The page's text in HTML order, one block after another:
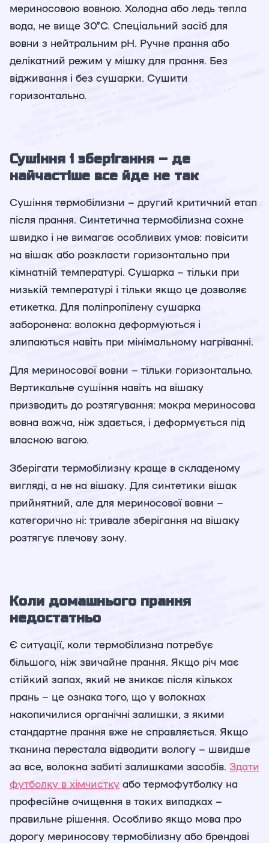
мериносовою вовною. Холодна або ледь тепла
вода, не вище 30°C. Спеціальний засіб для
вовни з нейтральним pH. Ручне прання або
делікатний режим у мішку для прання. Без
відживання і без сушарки. Сушити
горизонтально.
Сушіння і зберігання – де
найчастіше все йде не так
Сушіння термобілизни – другий критичний етап
після прання. Синтетична термобілизна сохне
швидко і не вимагає особливих умов: повісити
на вішак або розкласти горизонтально при
кімнатній температурі. Сушарка – тільки при
низькій температурі і тільки якщо це дозволяє
етикетка. Для поліпропілену сушарка
заборонена: волокна деформуються і
злипаються навіть при мінімальному нагріванні.
Для мериносової вовни – тільки горизонтально.
Вертикальне сушіння навіть на вішаку
призводить до розтягування: мокра мериносова
вовна важча, ніж здається, і деформується під
власною вагою.
Зберігати термобілизну краще в складеному
вигляді, а не на вішаку. Для синтетики вішак
прийнятний, але для мериносової вовни –
категорично ні: тривале зберігання на вішаку
розтягує плечову зону.
Коли домашнього прання
недостатньо
Є ситуації, коли термобілизна потребує
більшого, ніж звичайне прання. Якщо річ має
стійкий запах, який не зникає після кількох
прань – це ознака того, що у волокнах
накопичилися органічні залишки, з якими
стандартне прання вже не справляється. Якщо
тканина перестала відводити вологу – швидше
за все, волокна забиті залишками засобів. Здати
футболку в хімчистку або термофутболку на
професійне очищення в таких випадках –
правильне рішення. Особливо якщо мова про
дорогу мериносову термобілизну або брендові